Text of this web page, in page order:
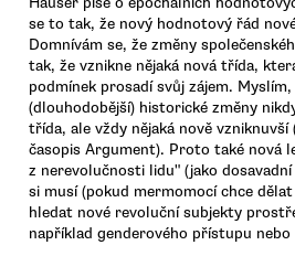
se to tak, že nový hodnotový řád
Domnívám se, že změny
tak, že vznikne nějaká nová třída,
podmínek prosadí svůj zájem.
(dlouhodobější) historické změny
třída, ale vždy nějaká nově vzniknuvší
časopis Argument). Proto také nová
z nerevolučnosti lidu" (jako
si musí (pokud mermomocí chce
hledat nové revoluční subjekty
například genderového přístupu